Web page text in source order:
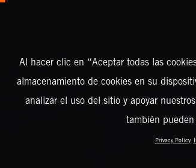
Al hacer clic en “Aceptar todas las
almacenamiento de cookies en su
analizar el uso del sitio y apoyar
también pueden
Privacy Policy